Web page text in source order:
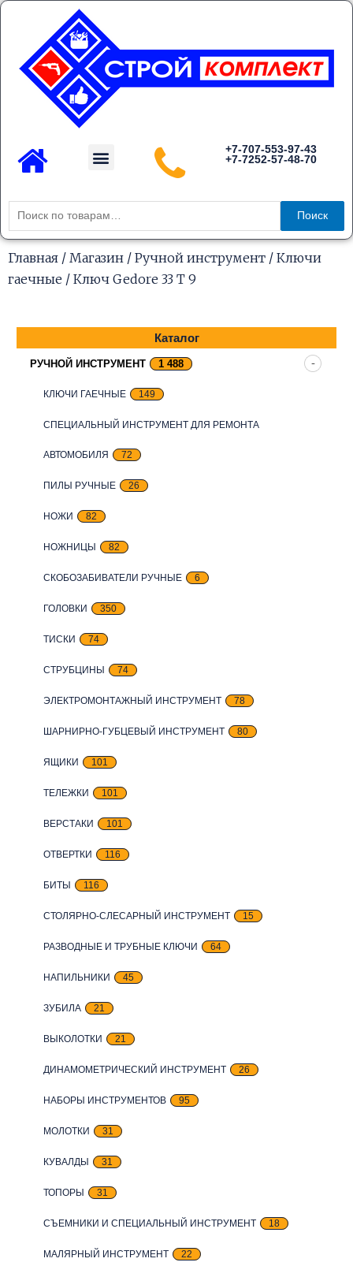
Перейти
содержимому
Menu
+7-707-553-97-43
+7-7252-57-48-70
Искать:
Поиск
Главная / Магазин / Ручной инструмент / Ключи
гаечные / Ключ Gedore 33 T 9
Каталог
РУЧНОЙ ИНСТРУМЕНТ 1 488
КЛЮЧИ ГАЕЧНЫЕ 149
СПЕЦИАЛЬНЫЙ ИНСТРУМЕНТ ДЛЯ РЕМОНТА
АВТОМОБИЛЯ 72
ПИЛЫ РУЧНЫЕ 26
НОЖИ 82
НОЖНИЦЫ 82
СКОБОЗАБИВАТЕЛИ РУЧНЫЕ 6
ГОЛОВКИ 350
ТИСКИ 74
СТРУБЦИНЫ 74
ЭЛЕКТРОМОНТАЖНЫЙ ИНСТРУМЕНТ 78
ШАРНИРНО-ГУБЦЕВЫЙ ИНСТРУМЕНТ 80
ЯЩИКИ 101
ТЕЛЕЖКИ 101
ВЕРСТАКИ 101
ОТВЕРТКИ 116
БИТЫ 116
СТОЛЯРНО-СЛЕСАРНЫЙ ИНСТРУМЕНТ 15
РАЗВОДНЫЕ И ТРУБНЫЕ КЛЮЧИ 64
НАПИЛЬНИКИ 45
ЗУБИЛА 21
ВЫКОЛОТКИ 21
ДИНАМОМЕТРИЧЕСКИЙ ИНСТРУМЕНТ 26
НАБОРЫ ИНСТРУМЕНТОВ 95
МОЛОТКИ 31
КУВАЛДЫ 31
ТОПОРЫ 31
СЪЕМНИКИ И СПЕЦИАЛЬНЫЙ ИНСТРУМЕНТ 18
МАЛЯРНЫЙ ИНСТРУМЕНТ 22